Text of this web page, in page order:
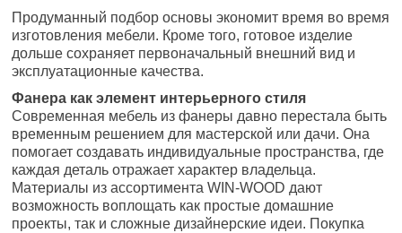
Продуманный подбор основы экономит время во время
изготовления мебели. Кроме того, готовое изделие
дольше сохраняет первоначальный внешний вид и
эксплуатационные качества.
Фанера как элемент интерьерного стиля
Современная мебель из фанеры давно перестала быть
временным решением для мастерской или дачи. Она
помогает создавать индивидуальные пространства, где
каждая деталь отражает характер владельца.
Материалы из ассортимента WIN-WOOD дают
возможность воплощать как простые домашние
проекты, так и сложные дизайнерские идеи. Покупка